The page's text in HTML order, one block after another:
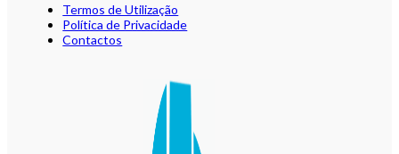
Termos de Utilização
Política de Privacidade
Contactos